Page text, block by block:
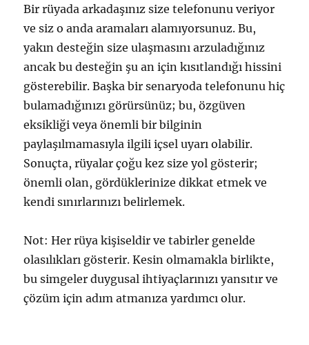
Bir rüyada arkadaşınız size telefonunu veriyor
ve siz o anda aramaları alamıyorsunuz. Bu,
yakın desteğin size ulaşmasını arzuladığınız
ancak bu desteğin şu an için kısıtlandığı hissini
gösterebilir. Başka bir senaryoda telefonunu hiç
bulamadığınızı görürsünüz; bu, özgüven
eksikliği veya önemli bir bilginin
paylaşılmamasıyla ilgili içsel uyarı olabilir.
Sonuçta, rüyalar çoğu kez size yol gösterir;
önemli olan, gördüklerinize dikkat etmek ve
kendi sınırlarınızı belirlemek.
Not: Her rüya kişiseldir ve tabirler genelde
olasılıkları gösterir. Kesin olmamakla birlikte,
bu simgeler duygusal ihtiyaçlarınızı yansıtır ve
çözüm için adım atmanıza yardımcı olur.